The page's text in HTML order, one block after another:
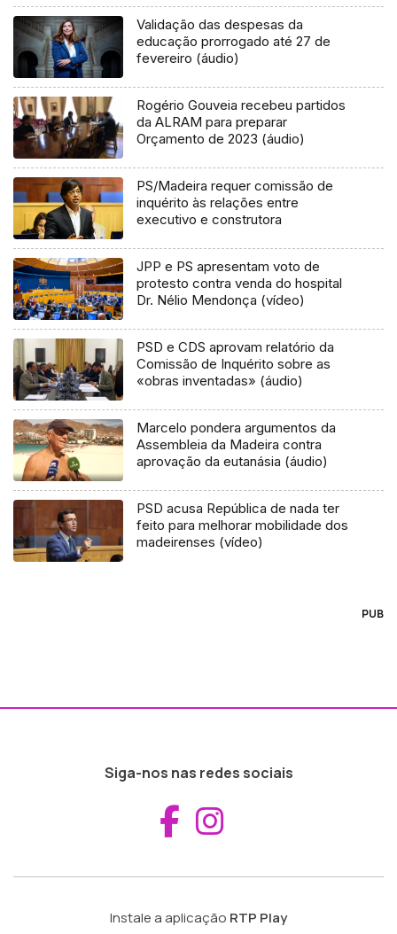
Validação das despesas da
educação prorrogado até 27 de
fevereiro (áudio)
Rogério Gouveia recebeu partidos
da ALRAM para preparar
Orçamento de 2023 (áudio)
PS/Madeira requer comissão de
inquérito às relações entre
executivo e construtora
JPP e PS apresentam voto de
protesto contra venda do hospital
Dr. Nélio Mendonça (vídeo)
PSD e CDS aprovam relatório da
Comissão de Inquérito sobre as
«obras inventadas» (áudio)
Marcelo pondera argumentos da
Assembleia da Madeira contra
aprovação da eutanásia (áudio)
PSD acusa República de nada ter
feito para melhorar mobilidade dos
madeirenses (vídeo)
PUB
Siga-nos nas redes sociais
Aceder ao
Instale a aplicação RTP Play